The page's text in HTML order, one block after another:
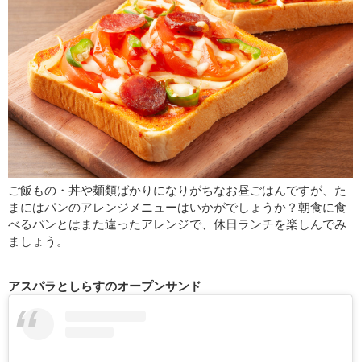
ご飯もの・丼や麺類ばかりになりがちなお昼ごはんですが、た
まにはパンのアレンジメニューはいかがでしょうか？朝食に食
べるパンとはまた違ったアレンジで、休日ランチを楽しんでみ
ましょう。
アスパラとしらすのオープンサンド